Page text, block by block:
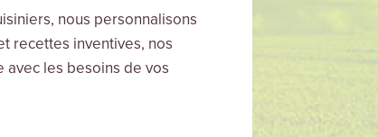
nous personnalisons
recettes inventives, nos
les besoins de vos